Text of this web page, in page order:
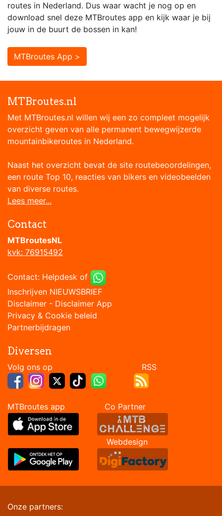
routes in Nederland. Dus waar wacht je nog op en
download snel deze MTBroutes app en kijk waar je bij
jouw in de buurt de bossen in kan!
MTBroutes App >
MTBroutes.nl
Met MTBroutes.nl willen wij een zo compleet mogelijk
overzicht geven van alle permanent bewegwijzerde
mountainbikeroutes in Nederland.
Naast het overzicht bevat de site routebeoordelingen,
een route Top 10, reacties van bikers en videobeelden
van diverse routes.
Lees meer...
Contact
MTBroutesNL
kvk: 76915492
Contact: Helpdesk of
Inschrijven NIEUWSBRIEF
Disclaimer - Disclaimer App
Privacy & Cookie beleid
Partnerbijdragen
Diversen
Volg ons op RSS
MTBroutes app Co Partner
Webdesign
Onze partners: